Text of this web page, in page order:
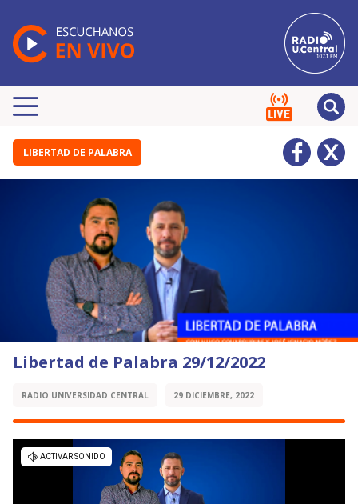
LIBERTAD DE PALABRA
Libertad de Palabra 29/12/2022
RADIO UNIVERSIDAD CENTRAL 29 DICIEMBRE, 2022